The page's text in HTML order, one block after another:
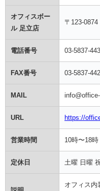
オフィスボー
ル 足立店
〒123-
電話番号 03-5837-
FAX番号 03-5837-
MAIL
URL https://
営業時間 10時〜18時
定休日 土曜 日曜
オフィス内